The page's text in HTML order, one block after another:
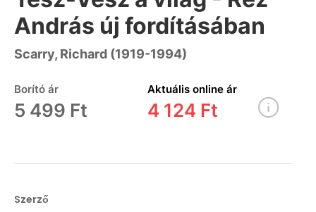
András új fordításában
Scarry, Richard (1919-1994)
Borító ár
5 499 Ft
Aktuális online ár
4 124 Ft
Szerző